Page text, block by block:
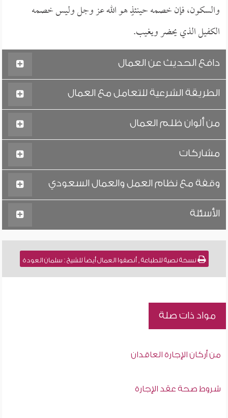
والسكون، فإن خصمه حينئذٍ هو الله عز وجل وليس خصمه
الكفيل الذي يحضر ويغيب.
دافع الحديث عن العمال
الطريقة الشرعية للتعامل مع العمال
من ألوان ظلم العمال
مشاركات
وقفة مع نظام العمل والعمال السعودي
الأسئلة
نسخة نصية للطباعة , أنصفوا العمال أيضاً للشيخ : سلمان العودة
مواد ذات صلة
من أركان الإجارة العاقدان
شروط صحة عقد الإجارة